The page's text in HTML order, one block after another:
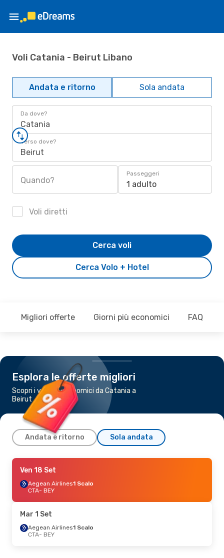
Voli Catania - Beirut Libano
Andata e ritorno Sola andata
Da dove?
Catania
Verso dove?
Beirut
Quando?
Passeggeri
1 adulto
Voli diretti
Cerca Volo + Hotel
Cerca voli
Migliori offerte Giorni più economici FAQ
Esplora le offerte migliori
Scopri i voli più economici da Catania a
Beirut
Andata e ritorno Sola andata
Gio 3 Set- Dom 6 Set
Turkish Airlines1 Scalo
CTA- BEY
BEY- CTA
Sab 31 Ott- Mer 4 Nov
Ven 18 Set
Aegean Airlines1 Scalo
CTA- BEY
Mar 1 Set
Aegean Airlines1 Scalo
CTA- BEY